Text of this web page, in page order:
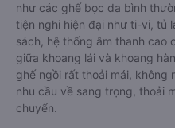
như các ghế bọc da bình
tiện nghi hiện đại như ti-vi, tủ
sách, hệ thống âm thanh cao
giữa khoang lái và khoang
ghế ngồi rất thoải mái, không
nhu cầu về sang trọng, thoải
chuyển.